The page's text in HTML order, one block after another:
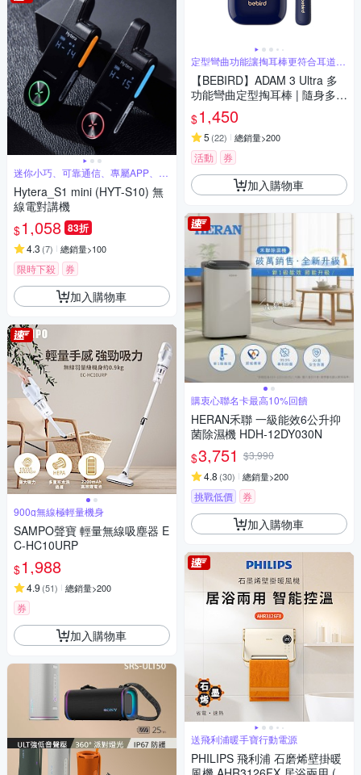
迷你小巧、可靠通信、專屬APP、超
長待機
Hytera_S1 mini (HYT-S10) 無
線電對講機
$1,058 83折
4.3 (7) 總銷量>100
限時下殺 券
加入購物車
900g無線極輕量機身
SAMPO聲寶 輕量無線吸塵器 E
C-HC10URP
$1,988
4.9 (51) 總銷量>200
券
加入購物車
定型彎曲功能讓掏耳棒更符合耳道曲
線
【BEBIRD】ADAM 3 Ultra 多
功能彎曲定型掏耳棒 | 隨身多功
能配件盒獨家豪華版
$1,450
5 (22) 總銷量>200
活動 券
加入購物車
購衷心聯名卡最高10%回饋
HERAN禾聯 一級能效6公升抑
菌除濕機 HDH-12DY030N
$3,751 $3,990
4.8 (30) 總銷量>200
挑戰低價 券
加入購物車
送飛利浦暖手寶行動電源
PHILIPS 飛利浦 石磨烯壁掛暖